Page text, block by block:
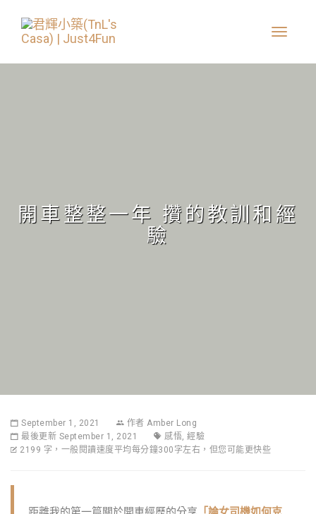
開車整整一年 攢的教訓和經
驗
September 1, 2021 作者 Amber Long
最後更新 September 1, 2021
感悟, 經驗
2199 字，一般閱讀速度平均每分鐘300字左右，但您可能更快些